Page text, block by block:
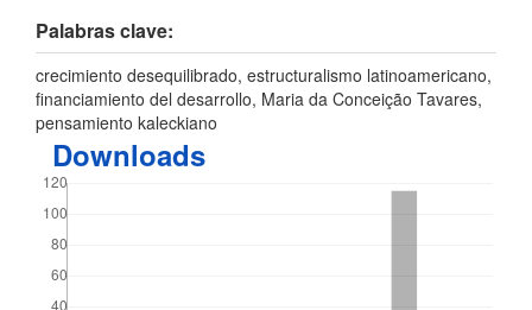
Palabras clave:
crecimiento desequilibrado, estructuralismo latinoamericano,
financiamiento del desarrollo, Maria da Conceição Tavares,
pensamiento kaleckiano
Downloads